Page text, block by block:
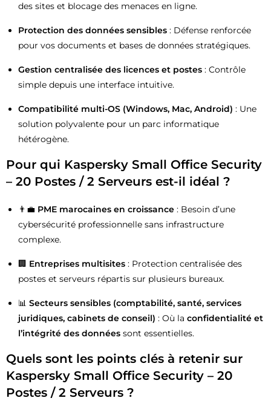
des sites et blocage des menaces en ligne.
Protection des données sensibles : Défense renforcée
pour vos documents et bases de données stratégiques.
Gestion centralisée des licences et postes : Contrôle
simple depuis une interface intuitive.
Compatibilité multi-OS (Windows, Mac, Android) : Une
solution polyvalente pour un parc informatique
hétérogène.
Pour qui Kaspersky Small Office Security
– 20 Postes / 2 Serveurs est-il idéal ?
👨‍💼 PME marocaines en croissance : Besoin d’une
cybersécurité professionnelle sans infrastructure
complexe.
🏢 Entreprises multisites : Protection centralisée des
postes et serveurs répartis sur plusieurs bureaux.
📊 Secteurs sensibles (comptabilité, santé, services
juridiques, cabinets de conseil) : Où la confidentialité et
l’intégrité des données sont essentielles.
Quels sont les points clés à retenir sur
Kaspersky Small Office Security – 20
Postes / 2 Serveurs ?